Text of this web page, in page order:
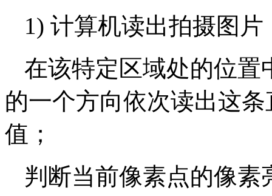
1) 计算机读出拍摄图
在该特定区域处的位置
的一个方向依次读出这
值；
判断当前像素点的像